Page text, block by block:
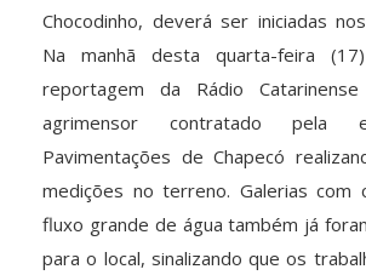
Chocodinho, deverá ser iniciadas
Na manhã desta quarta-feira
reportagem da Rádio
agrimensor contratado pela
Pavimentações de Chapecó
medições no terreno. Galerias com
fluxo grande de água também já
para o local, sinalizando que os